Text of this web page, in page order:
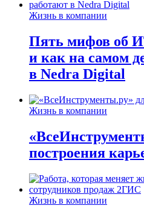
Жизнь в компании
Пять мифов об
и как на самом
в Nedra Digital
Жизнь в компании
построения
Жизнь в компании